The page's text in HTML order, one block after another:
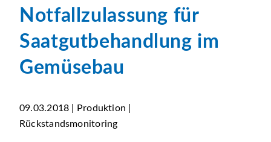
Notfallzulassung für
Saatgutbehandlung im
Gemüsebau
09.03.2018 | Produktion |
Rückstandsmonitoring